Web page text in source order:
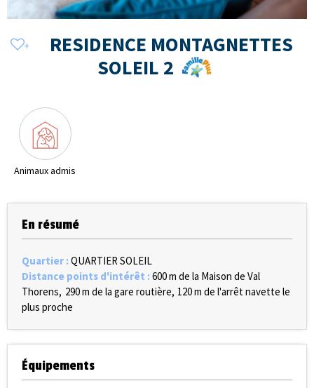
RESIDENCE MONTAGNETTES
SOLEIL 2
Animaux admis
En résumé
Quartier :QUARTIER SOLEIL
Distance points d'intérêt :600m de la Maison de Val
Thorens 290m de la gare routière 120m de l'arrêt navette le
plus proche
Équipements